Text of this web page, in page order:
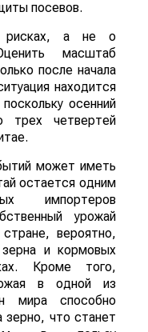
посевов.
а не о
масштаб
после начала
находится
осенний
трех четвертей
может иметь
остается одним
импортеров
урожай
вероятно,
зерна и кормовых
Кроме того,
в одной из
мира способно
что станет